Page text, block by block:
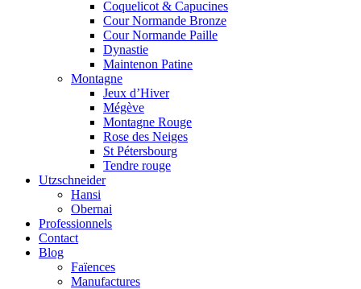
Coquelicot & Capucines
Cour Normande Bronze
Cour Normande Paille
Dynastie
Maintenon Patine
Montagne
Jeux d’Hiver
Mégève
Montagne Rouge
Rose des Neiges
St Pétersbourg
Tendre rouge
Utzschneider
Hansi
Obernai
Professionnels
Contact
Blog
Faïences
Manufactures